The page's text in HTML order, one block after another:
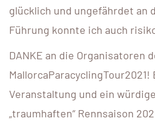
glücklich und ungefährdet an
Führung konnte ich auch
DANKE an die Organisatoren
Veranstaltung und ein
„traumhaften“ Rennsaison